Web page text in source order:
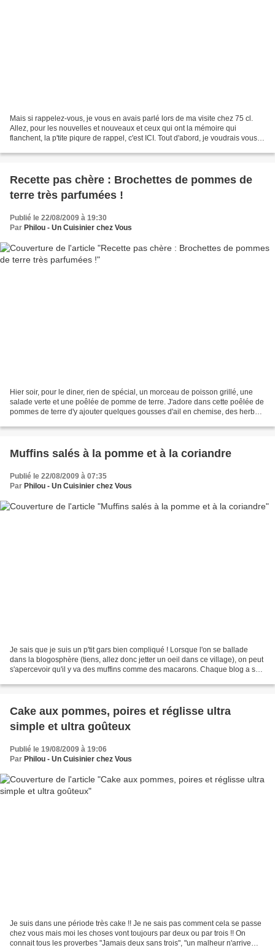
Mais si rappelez-vous, je vous en avais parlé lors de ma visite chez 75 cl.
Allez, pour les nouvelles et nouveaux et ceux qui ont la mémoire qui
flanchent, la p'tite piqure de rappel, c'est ICI. Tout d'abord, je voudrais vous
Recette pas chère : Brochettes de pommes de
terre très parfumées !
Publié le 22/08/2009 à 19:30
Par Philou - Un Cuisinier chez Vous
Hier soir, pour le diner, rien de spécial, un morceau de poisson grillé, une
salade verte et une poêlée de pomme de terre. J'adore dans cette poêlée de
pommes de terre d'y ajouter quelques gousses d'ail en chemise, des herbes
Muffins salés à la pomme et à la coriandre
Publié le 22/08/2009 à 07:35
Par Philou - Un Cuisinier chez Vous
Je sais que je suis un p'tit gars bien compliqué ! Lorsque l'on se ballade
dans la blogosphère (tiens, allez donc jetter un oeil dans ce village), on peut
s'apercevoir qu'il y va des muffins comme des macarons. Chaque blog a sa
Cake aux pommes, poires et réglisse ultra
simple et ultra goûteux
Publié le 19/08/2009 à 19:06
Par Philou - Un Cuisinier chez Vous
Je suis dans une période très cake !! Je ne sais pas comment cela se passe
chez vous mais moi les choses vont toujours par deux ou par trois !! On
connait tous les proverbes "Jamais deux sans trois", "un malheur n'arrive